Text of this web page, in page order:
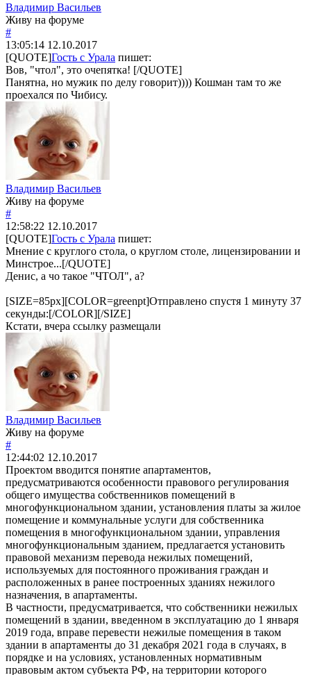
Владимир Васильев
Живу на форуме
#
13:05:14 12.10.2017
[QUOTE]Гость с Урала пишет:
Вов, "чтол", это очепятка! [/QUOTE]
Панятна, но мужик по делу говорит)))) Кошман там то же
проехался по Чибису.
Владимир Васильев
Живу на форуме
#
12:58:22 12.10.2017
[QUOTE]Гость с Урала пишет:
Мнение с круглого стола, о круглом столе, лицензировании и
Минстрое...[/QUOTE]
Денис, а чо такое "ЧТОЛ", а?
[SIZE=85px][COLOR=greenpt]Отправлено спустя 1 минуту 37
секунды:[/COLOR][/SIZE]
Кстати, вчера ссылку размещали
Владимир Васильев
Живу на форуме
#
12:44:02 12.10.2017
Проектом вводится понятие апартаментов,
предусматриваются особенности правового регулирования
общего имущества собственников помещений в
многофункциональном здании, установления платы за жилое
помещение и коммунальные услуги для собственника
помещения в многофункциональном здании, управления
многофункциональным зданием, предлагается установить
правовой механизм перевода нежилых помещений,
используемых для постоянного проживания граждан и
расположенных в ранее построенных зданиях нежилого
назначения, в апартаменты.
В частности, предусматривается, что собственники нежилых
помещений в здании, введенном в эксплуатацию до 1 января
2019 года, вправе перевести нежилые помещения в таком
здании в апартаменты до 31 декабря 2021 года в случаях, в
порядке и на условиях, установленных нормативным
правовым актом субъекта РФ, на территории которого